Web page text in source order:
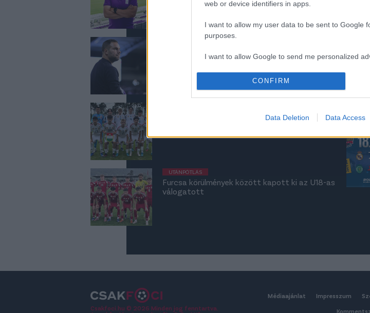
web or device identifiers in apps.
I want to allow my user data to be sent to Google
purposes.
I want to allow Google to send me personalized
I want to allow Google to enable storage related to
web or device identifiers in apps.
I want to allow Google to enable storage related
I want to allow Google to enable storage related
I want to allow Google to enable storage related to
authentication functionality and fraud prevention,
CONFIRM
Data Deletion Data Access
igazol - hivatalos
Az U15-ös válogatott 24 órán belül
UTÁNPÓTLÁS
Furcsa körülmények között kapott ki az U18-as
válogatott
Csakfoci.hu © 2026 Minden jog fenntartva.
Médiaajánlat Impresszum